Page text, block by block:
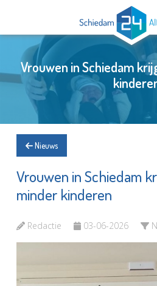
Vrouwen in Schiedam
Nieuws
Vrouwen in Schiedam
minder kinderen
Redactie 03-06-2026